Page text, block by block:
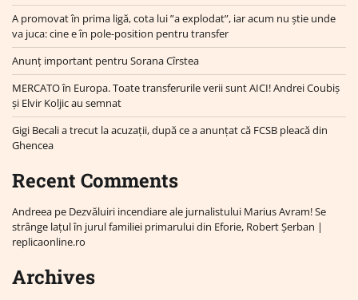
A promovat în prima ligă, cota lui ”a explodat”, iar acum nu știe unde
va juca: cine e în pole-position pentru transfer
Anunț important pentru Sorana Cîrstea
MERCATO în Europa. Toate transferurile verii sunt AICI! Andrei Coubiș
și Elvir Koljic au semnat
Gigi Becali a trecut la acuzații, după ce a anunțat că FCSB pleacă din
Ghencea
Recent Comments
Andreea pe Dezvăluiri incendiare ale jurnalistului Marius Avram! Se
strânge lațul în jurul familiei primarului din Eforie, Robert Șerban |
replicaonline.ro
Archives